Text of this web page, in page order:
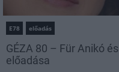
E78 előadás
GÉZA 80 – Für Anikó
előadása